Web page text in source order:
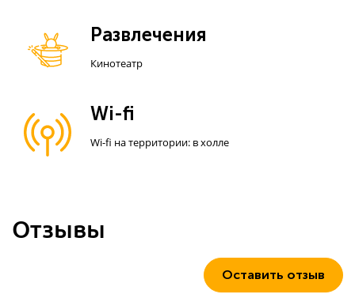
Развлечения
Кинотеатр
Wi-fi
Wi-fi на территории: в холле
Отзывы
Оставить отзыв